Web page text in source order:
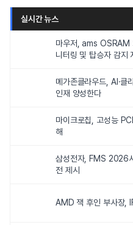
실시간 뉴스
마우저, ams OSRAM
니터링 및 탑승자 감지
메가존클라우드, AI·클
인재 양성한다
마이크로칩, 고성능
해
삼성전자, FMS 2026
전 제시
AMD 잭 후인 부사장,